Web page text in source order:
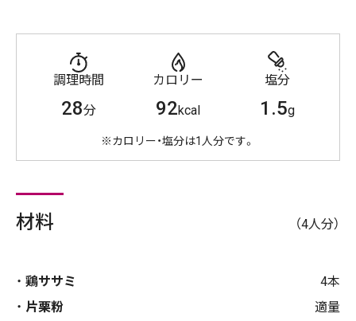
調理時間
28分
カロリー
92kcal
塩分
1.5g
※カロリー・塩分は1人分です。
材料 （4人分）
鶏ササミ
4本
片栗粉
適量